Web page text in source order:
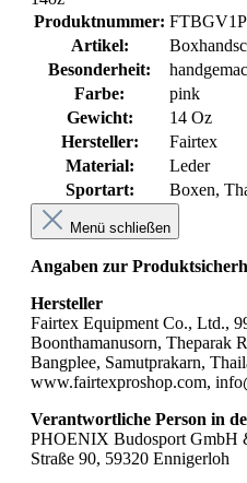
Produktnummer:
Artikel:
Besonderheit:
Farbe:
pink
Gewicht:
14 Oz
Hersteller:
Fairtex
Material:
Leder
Sportart:
Boxen,
Menü schließen
Angaben zur
Hersteller
Fairtex Equipment Co., Ltd.,
Boonthamanusorn, Theparak
Bangplee, Samutprakarn,
www.fairtexproshop.com,
Verantwortliche Person in
PHOENIX Budosport GmbH
Straße 90, 59320 Ennigerloh